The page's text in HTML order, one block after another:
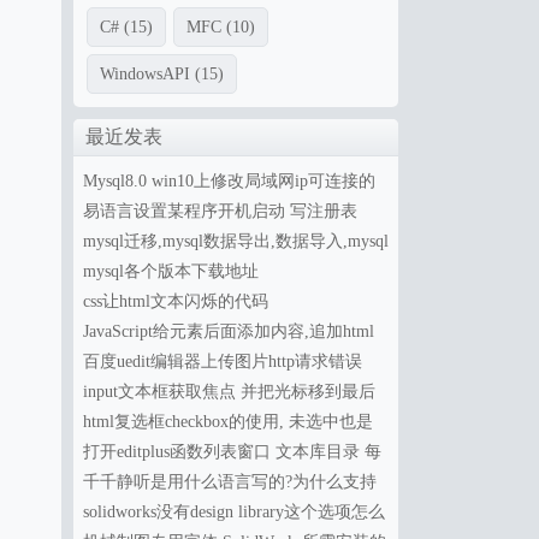
C# (15) MFC (10)
WindowsAPI (15)
最近发表
Mysql8.0 win10上修改局域网ip可连接的
配置
易语言设置某程序开机启动 写注册表
mysql迁移,mysql数据导出,数据导入,mysql
备份 mysql5.7数据导入到mysql8.0
mysql各个版本下载地址
css让html文本闪烁的代码
JavaScript给元素后面添加内容,追加html
内容 insertAdjacentHTML()
百度uedit编辑器上传图片http请求错误
input文本框获取焦点 并把光标移到最后
面
html复选框checkbox的使用, 未选中也是
on的问题,原生JavaScript操作checkbox
打开editplus函数列表窗口 文本库目录 每
了怎么调出
千千静听是用什么语言写的?为什么支持
这么多的格式还这么小巧？
solidworks没有design library这个选项怎么